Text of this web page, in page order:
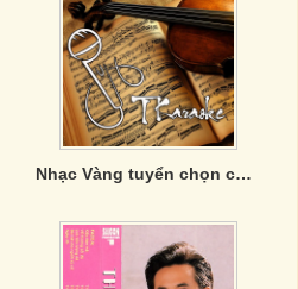
Nhạc Vàng tuyển chọn của Phương Anh